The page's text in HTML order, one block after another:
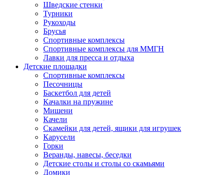
Шведские стенки
Турники
Рукоходы
Брусья
Спортивные комплексы
Спортивные комплексы для ММГН
Лавки для пресса и отдыха
Детские площадки
Спортивные комплексы
Песочницы
Баскетбол для детей
Качалки на пружине
Мишени
Качели
Скамейки для детей, ящики для игрушек
Карусели
Горки
Веранды, навесы, беседки
Детские столы и столы со скамьями
Домики